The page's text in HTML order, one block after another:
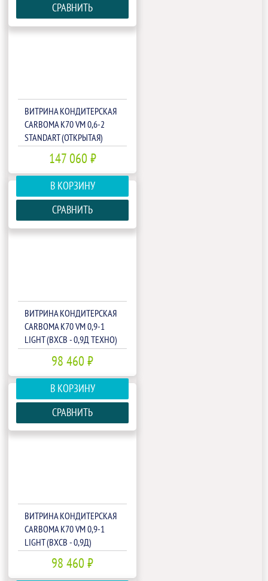
СРАВНИТЬ
ВИТРИНА КОНДИТЕРСКАЯ
CARBOMA K70 VM 0,6-2
STANDART (ОТКРЫТАЯ)
ИНДИВИДУАЛЬНОЕ
ИСПОЛНЕНИЕ(П0000009422.2512)
147 060 ₽
В КОРЗИНУ
СРАВНИТЬ
ВИТРИНА КОНДИТЕРСКАЯ
CARBOMA K70 VM 0,9-1
LIGHT (ВХСВ - 0,9Д ТЕХНО)
98 460 ₽
В КОРЗИНУ
СРАВНИТЬ
ВИТРИНА КОНДИТЕРСКАЯ
CARBOMA K70 VM 0,9-1
LIGHT (ВХСВ - 0,9Д)
(1801490P)
98 460 ₽